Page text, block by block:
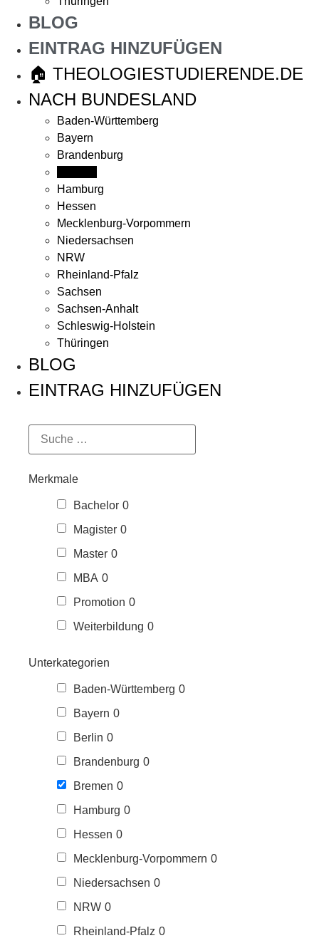
BLOG
EINTRAG HINZUFÜGEN
🏠 THEOLOGIESTUDIERENDE.DE
NACH BUNDESLAND
Baden-Württemberg
Bayern
Brandenburg
Hamburg
Hessen
Mecklenburg-Vorpommern
Niedersachsen
NRW
Rheinland-Pfalz
Sachsen
Sachsen-Anhalt
Schleswig-Holstein
Thüringen
BLOG
EINTRAG HINZUFÜGEN
Merkmale
Bachelor 0
Magister 0
Master 0
MBA 0
Promotion 0
Weiterbildung 0
Unterkategorien
Baden-Württemberg 0
Bayern 0
Berlin 0
Brandenburg 0
Bremen 0
Hamburg 0
Hessen 0
Mecklenburg-Vorpommern 0
Niedersachsen 0
NRW 0
Rheinland-Pfalz 0